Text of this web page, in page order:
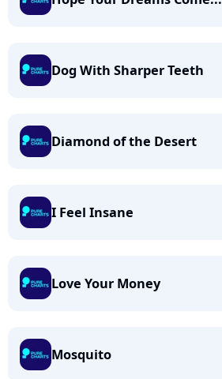
Dog With Sharper Teeth
Diamond of the Desert
I Feel Insane
Love Your Money
Mosquito